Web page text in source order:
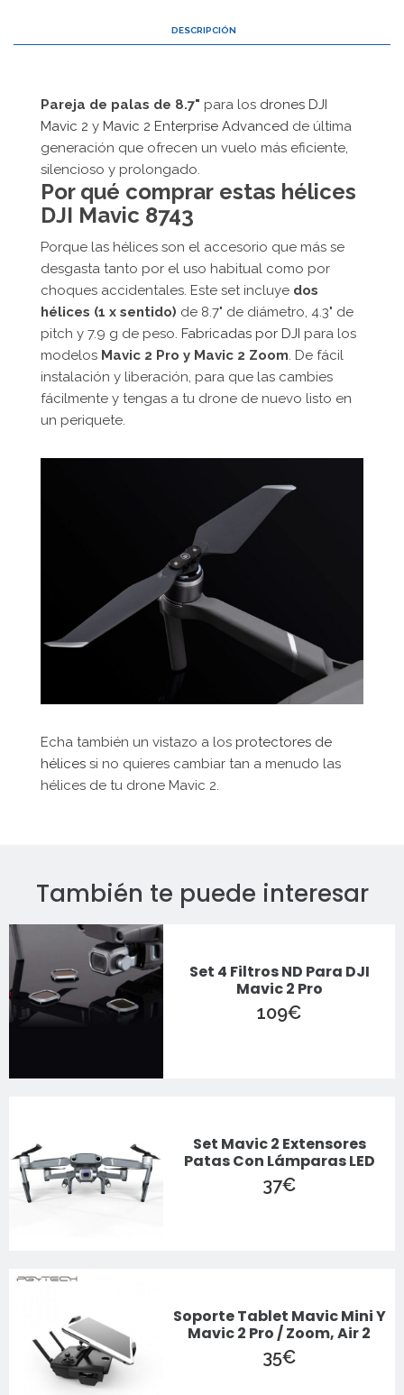
DESCRIPCIÓN
Pareja de palas de 8.7" para los drones DJI
Mavic 2 y Mavic 2 Enterprise Advanced de última
generación que ofrecen un vuelo más eficiente,
silencioso y prolongado.
Por qué comprar estas hélices
DJI Mavic 8743
Porque las hélices son el accesorio que más se
desgasta tanto por el uso habitual como por
choques accidentales. Este set incluye dos
hélices (1 x sentido) de 8.7" de diámetro, 4.3" de
pitch y 7.9 g de peso. Fabricadas por DJI para los
modelos Mavic 2 Pro y Mavic 2 Zoom . De fácil
instalación y liberación, para que las cambies
fácilmente y tengas a tu drone de nuevo listo en
un periquete.
Echa también un vistazo a los protectores de
hélices si no quieres cambiar tan a menudo las
hélices de tu drone Mavic 2.
También te puede interesar
Set 4 Filtros ND Para DJI
Mavic 2 Pro
109€
Set Mavic 2 Extensores
Patas Con Lámparas LED
37€
Soporte Tablet Mavic Mini Y
Mavic 2 Pro / Zoom, Air 2
35€